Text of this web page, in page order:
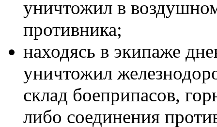
уничтожил в
противника;
находясь в экипаже
уничтожил
склад боеприпасов,
либо соединения